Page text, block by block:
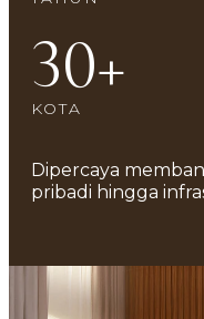
KOTA
30+
Dipercaya
pribadi hingga